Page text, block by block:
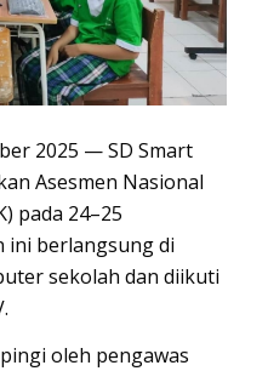
2025 — SD Smart
Asesmen Nasional
pada 24–25
ini berlangsung di
sekolah dan diikuti
oleh pengawas